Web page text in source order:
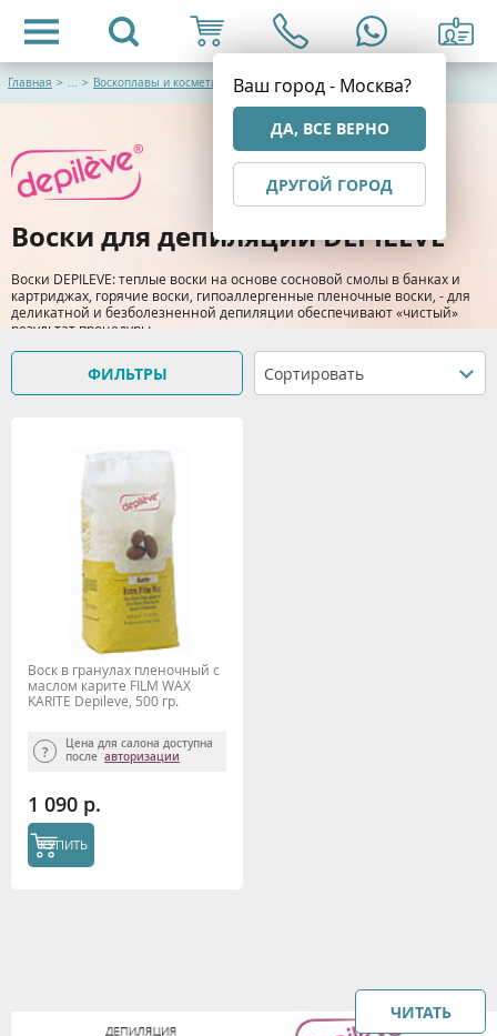
Ваш город - Москва?
ДА, ВСЕ ВЕРНО
ДРУГОЙ ГОРОД
Главная > ... > Воскоплавы и косметика для депиляции
Воски для депиляции DEPILEVE
Воски DEPILEVE: теплые воски на основе сосновой смолы в банках и
картриджах, горячие воски, гипоаллергенные пленочные воски, - для
деликатной и безболезненной депиляции обеспечивают «чистый»
результат процедуры.
Сортировать
ФИЛЬТРЫ
Воск в гранулах пленочный с
маслом карите FILM WAX
KARITE Depileve, 500 гр.
Цена для салона доступна
после авторизации
1 090 р.
КУПИТЬ
ЧИТАТЬ